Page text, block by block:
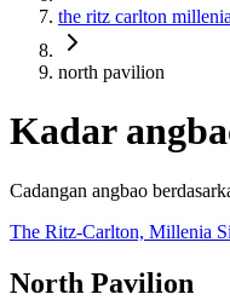
the ritz carlton
north pavilion
Kadar
Cadangan angbao
The Ritz-Carlton, Millenia
North Pavilion